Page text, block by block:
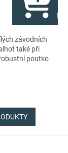
Do
závodních
také při
poutko